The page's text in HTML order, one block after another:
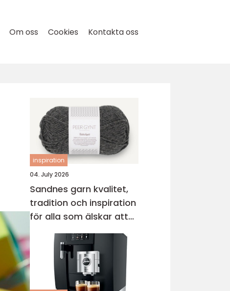
Om oss Cookies Kontakta oss
inspiration
04. July 2026
Sandnes garn kvalitet,
tradition och inspiration
för alla som älskar att
sticka